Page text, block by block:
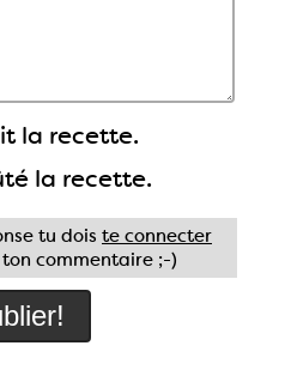
la recette.
la recette.
tu dois te connecter
commentaire ;-)